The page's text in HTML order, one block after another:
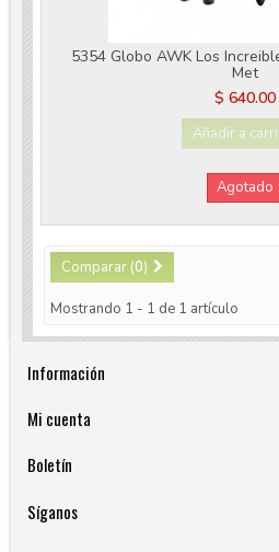
5354 Globo AWK Los
Met
$ 640.00
Añadir a
Agotado
Comparar (0)
Mostrando 1 - 1 de 1 artículo
Información
Mi cuenta
Boletín
Síganos